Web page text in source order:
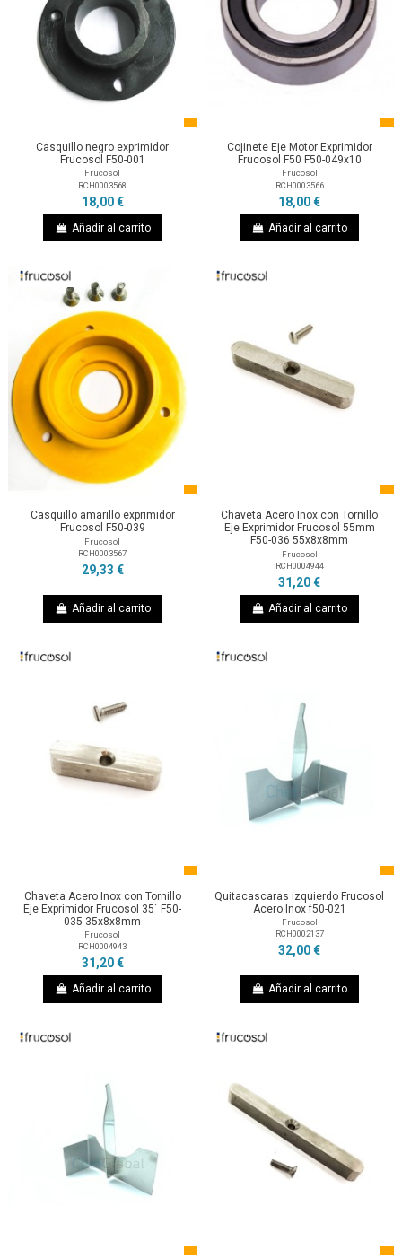
Casquillo negro exprimidor
Frucosol F50-001
Frucosol
RCH0003568
18,00 €
Añadir al carrito
Cojinete Eje Motor Exprimidor
Frucosol F50 F50-049x10
Frucosol
RCH0003566
18,00 €
Añadir al carrito
Casquillo amarillo exprimidor
Frucosol F50-039
Frucosol
RCH0003567
29,33 €
Añadir al carrito
Chaveta Acero Inox con Tornillo
Eje Exprimidor Frucosol 55mm
F50-036 55x8x8mm
Frucosol
RCH0004944
31,20 €
Añadir al carrito
Chaveta Acero Inox con Tornillo
Eje Exprimidor Frucosol 35´ F50-
035 35x8x8mm
Frucosol
RCH0004943
31,20 €
Añadir al carrito
Quitacascaras izquierdo Frucosol
Acero Inox f50-021
Frucosol
RCH0002137
32,00 €
Añadir al carrito